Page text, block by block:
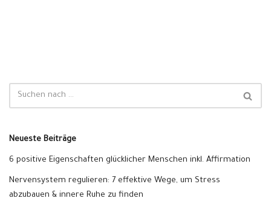
Neueste Beiträge
6 positive Eigenschaften glücklicher Menschen inkl. Affirmation
Nervensystem regulieren: 7 effektive Wege, um Stress
abzubauen & innere Ruhe zu finden